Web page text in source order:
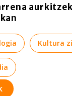
Kultura